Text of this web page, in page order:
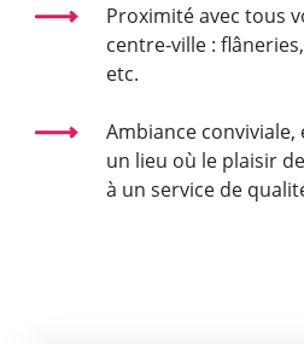
Proximité avec tous
centre-ville :
etc.
Ambiance
un lieu où le plaisir
à un service de